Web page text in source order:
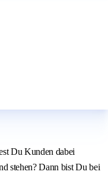
Du Kunden dabei
stehen? Dann bist Du bei